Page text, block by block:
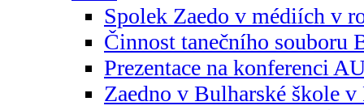
Spolek Zaedo v médiích v
Činnost tanečního souboru
Prezentace na konferenci
Zaedno v Bulharské škole v